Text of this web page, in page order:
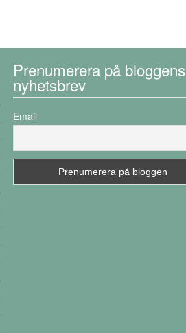
Prenumerera på bloggens
nyhetsbrev
Email